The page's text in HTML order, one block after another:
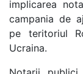
implicarea
campania de
pe teritoriul
Ucraina.